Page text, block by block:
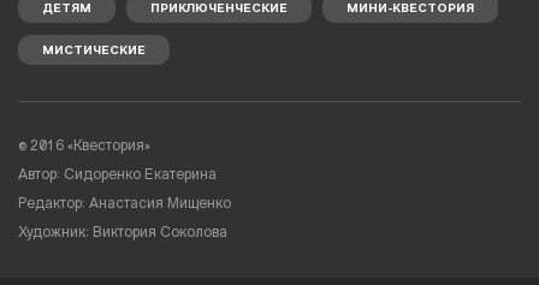
ДЕТЯМ ПРИКЛЮЧЕНЧЕСКИЕ МИНИ-КВЕСТОРИЯ
МИСТИЧЕСКИЕ
© 2016 «Квестория»
Автор: Сидоренко Екатерина
Редактор: Анастасия Мищенко
Художник: Виктория Соколова